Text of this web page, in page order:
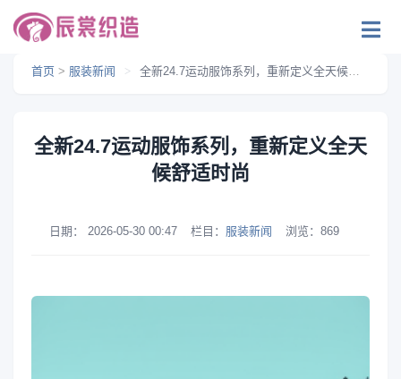
首页 > 服装新闻 > 全新24.7运动服饰系列，重新定义全天候舒适时尚
全新24.7运动服饰系列，重新定义全天
候舒适时尚
日期： 2026-05-30 00:47 栏目： 服装新闻 浏览： 869